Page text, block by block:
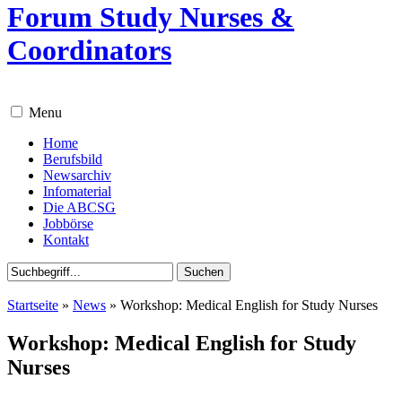
Forum Study Nurses &
Coordinators
Menu
Home
Berufsbild
Newsarchiv
Infomaterial
Die ABCSG
Jobbörse
Kontakt
Startseite » News » Workshop: Medical English for Study Nurses
Workshop: Medical English for Study
Nurses